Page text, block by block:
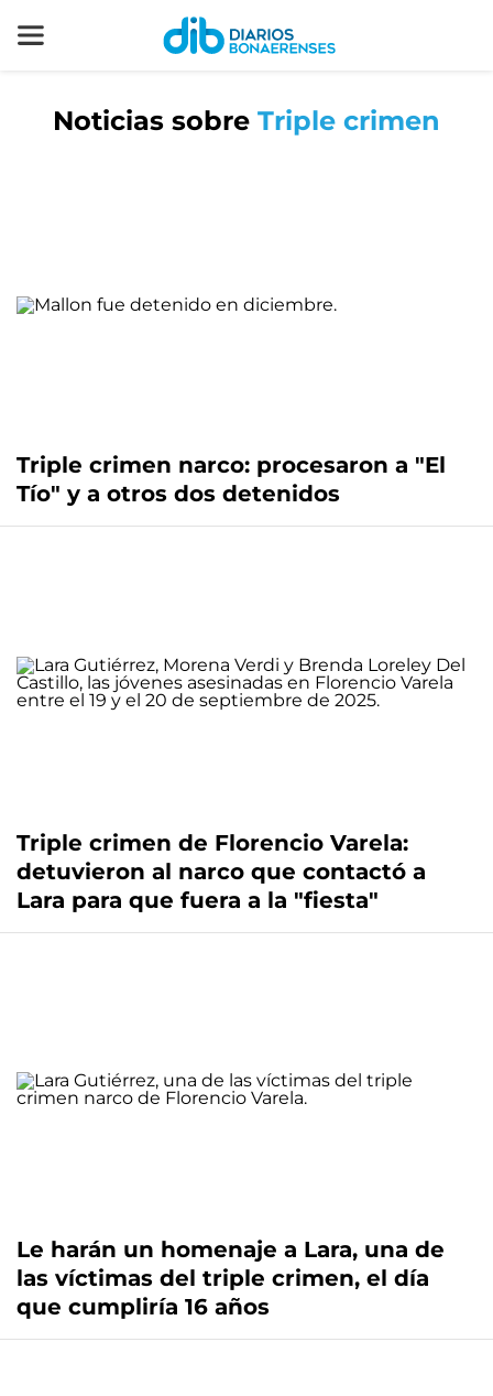
Noticias sobre Triple crimen
Triple crimen narco: procesaron a "El
Tío" y a otros dos detenidos
Triple crimen de Florencio Varela:
detuvieron al narco que contactó a
Lara para que fuera a la "fiesta"
Le harán un homenaje a Lara, una de
las víctimas del triple crimen, el día
que cumpliría 16 años